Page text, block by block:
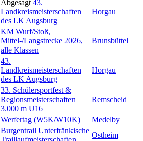
Abgesagt 43.
Landkreismeisterschaften
des LK Augsburg
Horgau
KM Wurf/Stoß,
Mittel-/Langstrecke 2026,
alle Klassen
Brunsbüttel
43.
Landkreismeisterschaften
des LK Augsburg
Horgau
33. Schülersportfest &
Regionsmeisterschaften
3.000 m U16
Remscheid
Werfertag (W5K/W10K)
Medelby
Burgentrail Unterfränkische
Ostheim